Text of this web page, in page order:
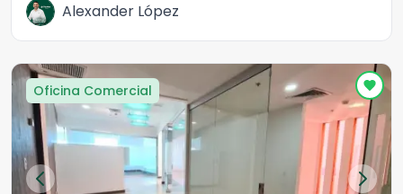
Alexander López
Oficina Comercial